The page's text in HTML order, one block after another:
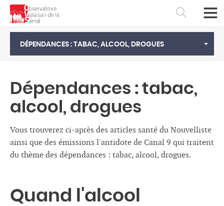
DÉPENDANCES : TABAC, ALCOOL, DROGUES
Dépendances : tabac,
alcool, drogues
Vous trouverez ci-après des articles santé du Nouvelliste
ainsi que des émissions l'antidote de Canal 9 qui traitent
du thème des dépendances : tabac, alcool, drogues.
Quand l'alcool